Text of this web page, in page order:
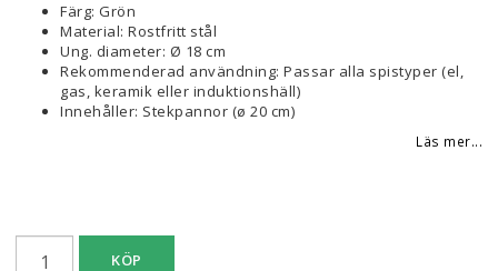
Färg: Grön
Material: Rostfritt stål
Ung. diameter: Ø 18 cm
Rekommenderad användning: Passar alla spistyper (el,
gas, keramik eller induktionshäll)
Innehåller: Stekpannor (ø 20 cm)
Läs mer...
KÖP